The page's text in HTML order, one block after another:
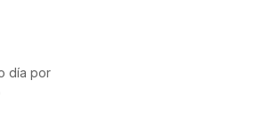
día por